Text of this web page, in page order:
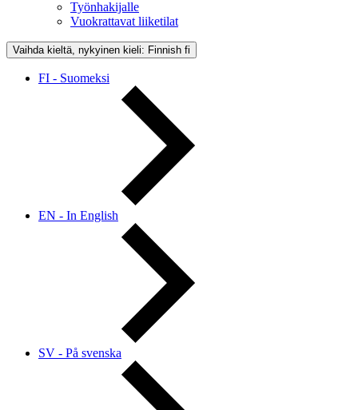
Työnhakijalle
Vuokrattavat liiketilat
Vaihda kieltä, nykyinen kieli: Finnish fi
FI - Suomeksi
EN - In English
SV - På svenska